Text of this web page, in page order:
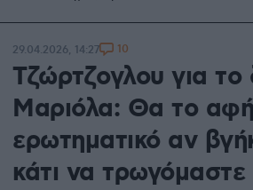
Τζώρτζογλου για το
Μαριόλα: Θα το
ερωτηματικό αν
κάτι να τρωγόμαστε
29.04.2026, 14:27 10